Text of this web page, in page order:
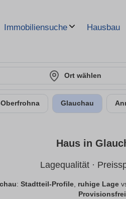
Immobiliensuche Hausbau
Ort wählen
Glauchau
Haus in
Lagequalität ·
: Stadtteil-Profile, ruhige Lage
Provisionsfrei